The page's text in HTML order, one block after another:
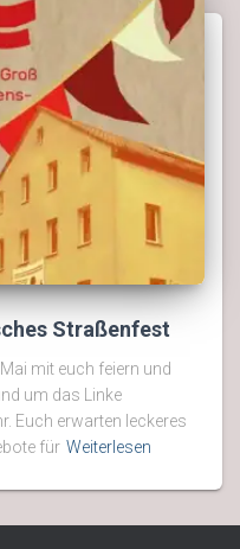
Straßenfest
mit euch feiern und
um das Linke
Euch erwarten leckeres
für Weiterlesen